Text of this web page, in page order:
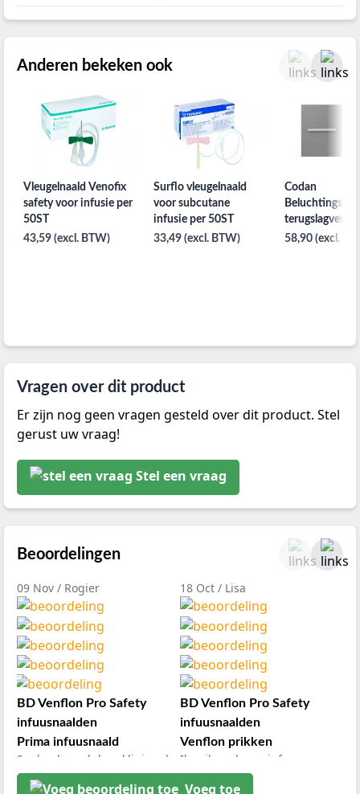
Anderen bekeken ook
Vleugelnaald Venofix
safety voor infusie per
50ST
43,59 (excl. BTW)
Surflo vleugelnaald
voor subcutane
infusie per 50ST
33,49 (excl. BTW)
Codan
50stuks
58,90 (excl.
Vragen over dit product
Er zijn nog geen vragen gesteld over dit product. Stel
gerust uw vraag!
Stel een vraag
Beoordelingen
09 Nov / Rogier
BD Venflon Pro Safety
infuusnaalden
Prima infuusnaald
Snel geleverd door klinimed
ik gebruik deze
18 Oct / Lisa
BD Venflon Pro Safety
infuusnaalden
Venflon prikken
Ik prik vaak een infuus en
deze infusen zijn prettig in
Voeg toe